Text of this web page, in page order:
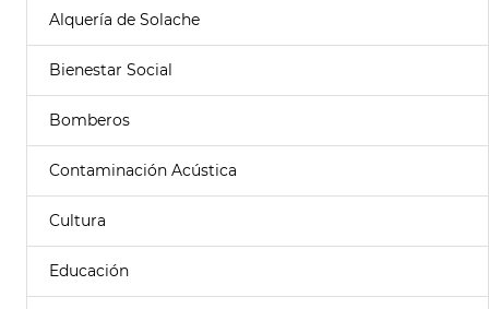
Alquería de Solache
Bienestar Social
Bomberos
Contaminación Acústica
Cultura
Educación